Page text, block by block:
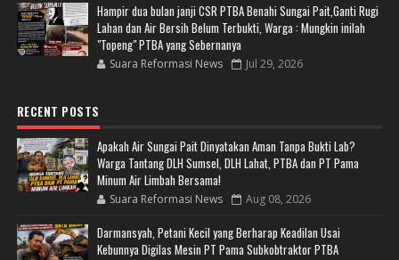
Hampir dua bulan janji CSR PTBA Benahi Sungai Pait,Ganti Rugi
Lahan dan Air Bersih Belum Terbukti, Warga : Mungkin inilah
"Topeng" PTBA yang Sebernanya
Suara Reformasi News Jul 29, 2026
RECENT POSTS
Apakah Air Sungai Pait Dinyatakan Aman Tanpa Bukti Lab?
Warga Tantang DLH Sumsel, DLH Lahat, PTBA dan PT Pama
Minum Air Limbah Bersama!
Suara Reformasi News Aug 08, 2026
Darmansyah, Petani Kecil yang Berharap Keadilan Usai
Kebunnya Digilas Mesin PT Pama Subkobtraktor PTBA